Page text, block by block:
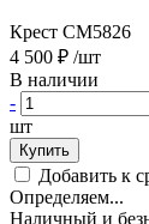
Крест CM5826
4 500 ₽ /шт
В наличии
-
шт
Купить
Добавить к
Определяем...
Наличный и